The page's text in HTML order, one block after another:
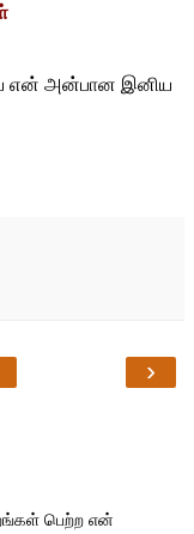
என் அன்பான இனிய
›
பெற்ற என்